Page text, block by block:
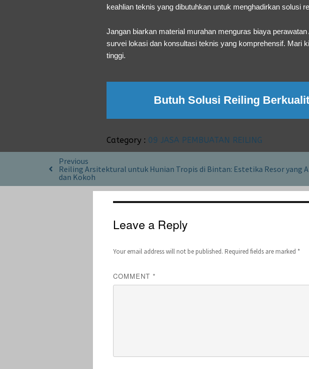
keahlian teknis yang dibutuhkan untuk menghadirkan solusi
Jangan biarkan material murahan menguras biaya
survei lokasi dan konsultasi teknis yang komprehensif. Mari
tinggi.
Butuh Solusi Reiling
Category : 09 JASA PEMBUATAN REILING
Previous
Reiling Arsitektural untuk Hunian Tropis di Bintan: Estetika Resor yang
dan Kokoh
Leave a Reply
Your email address will not be published. Required fields are marked *
COMMENT*